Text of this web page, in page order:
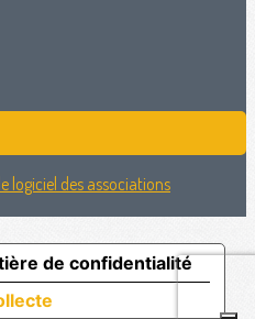
logiciel des associations
de confidentialité